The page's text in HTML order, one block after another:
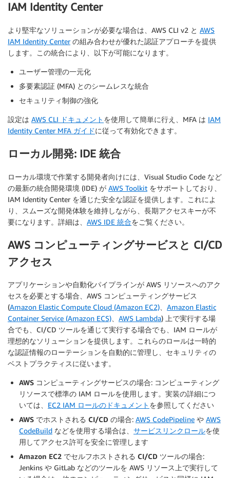
IAM Identity Center
より堅牢なソリューションが必要な場合は、AWS CLI v2 と AWS
IAM Identity Centerの組み合わせが優れた認証アプローチを提供
します。この統合により、以下が可能になります。
ユーザー管理の一元化
多要素認証 (MFA) とのシームレスな統合
セキュリティ制御の強化
設定は AWS CLI ドキュメント を使用して簡単に行え、MFA は IAM
Identity Center MFA ガイドに従って有効化できます。
ローカル開発: IDE 統合
ローカル環境で作業する開発者向けには、Visual Studio Code など
の最新の統合開発環境 (IDE) が AWS Toolkit をサポートしており、
IAM Identity Center を通じた安全な認証を提供します。これによ
り、スムーズな開発体験を維持しながら、長期アクセスキーが不
要になります。詳細は、 AWS IDE 統合をご覧ください。
AWS コンピューティングサービスと CI/CD
アクセス
アプリケーションや自動化パイプラインが AWS リソースへのアク
セスを必要とする場合、AWS コンピューティングサービス
(Amazon Elastic Compute Cloud (Amazon EC2)
Amazon Elastic
Container Service (Amazon ECS)
AWS Lambda) 上で実行する場
合でも、CI/CD ツールを通じて実行する場合でも、IAM ロールが
理想的なソリューションを提供します。これらのロールは一時的
な認証情報のローテーションを自動的に管理し、セキュリティの
ベストプラクティスに従います。
AWS コンピューティングサービスの場合: コンピューティング
リソースで標準の IAM ロールを使用します。実装の詳細につ
いては、 EC2 IAM ロールのドキュメント を参照してください
AWS でホストされる CI/CD の場合: AWS CodePipeline や AWS
CodeBuild などを使用する場合は、 サービスリンクロールを使
用してアクセス許可を安全に管理します
Amazon EC2 でセルフホストされる CI/CD ツールの場合:
Jenkins や GitLab などのツールを AWS リソース上で実行して